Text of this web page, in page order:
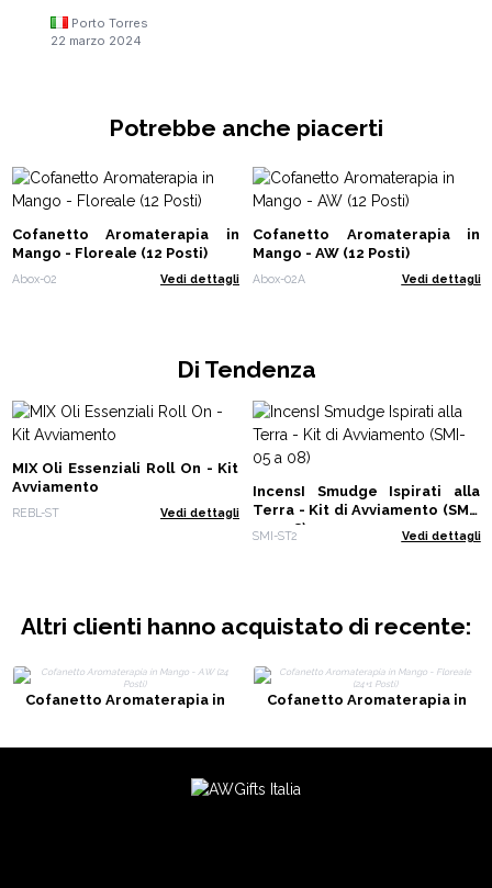
Porto Torres
22 marzo 2024
Potrebbe anche piacerti
Cofanetto Aromaterapia in
Mango - Floreale (12 Posti)
Abox-02 Vedi dettagli
Cofanetto Aromaterapia in
Mango - AW (12 Posti)
Abox-02A Vedi dettagli
Di Tendenza
MIX Oli Essenziali Roll On - Kit
Avviamento
REBL-ST Vedi dettagli
IncensI Smudge Ispirati alla
Terra - Kit di Avviamento (SMI-
05 a 08)
SMI-ST2 Vedi dettagli
Altri clienti hanno acquistato di recente:
Cofanetto Aromaterapia in
Cofanetto Aromaterapia in